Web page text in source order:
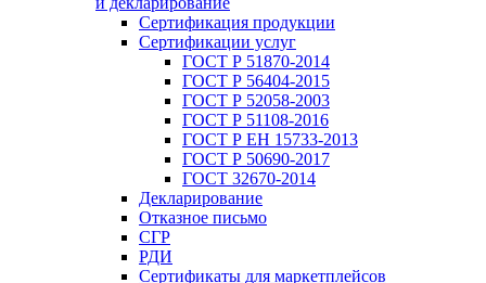
Сертификация продукции
Сертификации услуг
ГОСТ Р 51870-2014
ГОСТ Р 56404-2015
ГОСТ Р 52058-2003
ГОСТ Р 51108-2016
ГОСТ Р ЕН 15733-2013
ГОСТ Р 50690-2017
ГОСТ 32670-2014
Декларирование
Отказное письмо
СГР
РДИ
Сертификаты для маркетплейсов